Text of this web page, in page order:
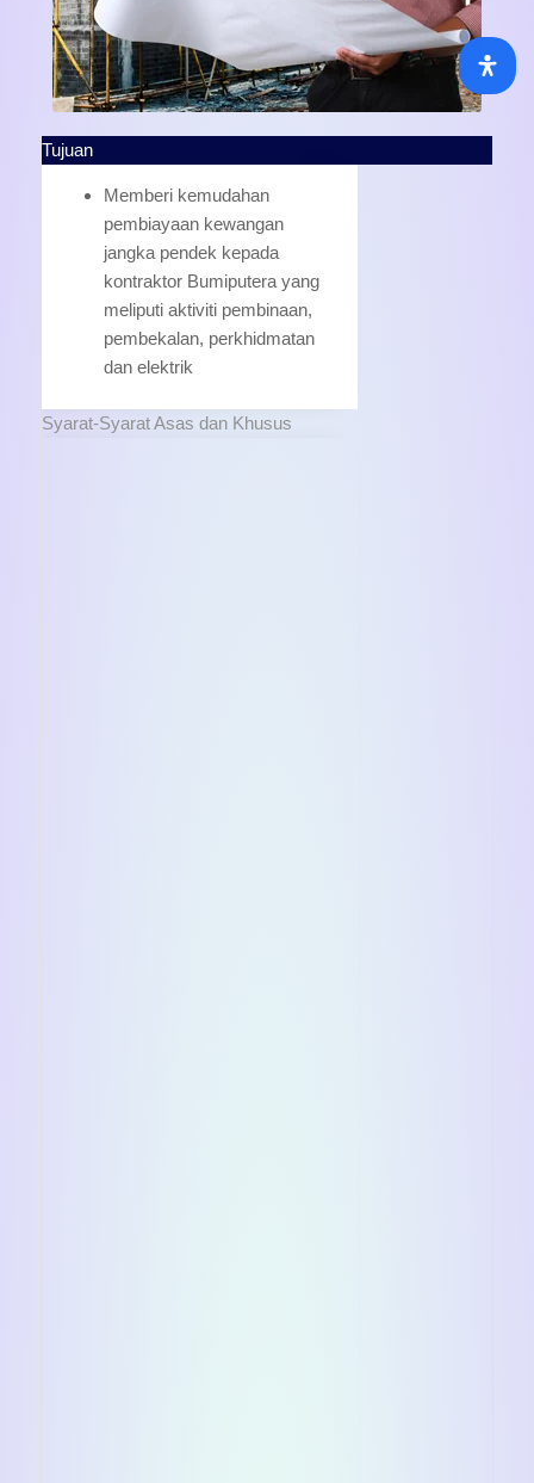
Tujuan
Memberi kemudahan
pembiayaan kewangan
jangka pendek kepada
kontraktor Bumiputera yang
meliputi aktiviti pembinaan,
pembekalan, perkhidmatan
dan elektrik
Syarat-Syarat Asas dan Khusus